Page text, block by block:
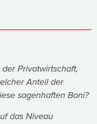
Privatwirtschaft,
Anteil der
sagenhaften Boni?
das Niveau